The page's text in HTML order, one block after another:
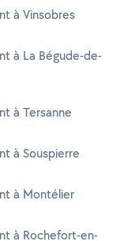
à Vinsobres
à La Bégude-de-
à Tersanne
à Souspierre
à Montélier
à Rochefort-en-